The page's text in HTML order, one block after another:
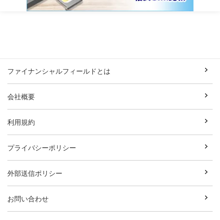
ファイナンシャルフィールドとは
会社概要
利用規約
プライバシーポリシー
外部送信ポリシー
お問い合わせ